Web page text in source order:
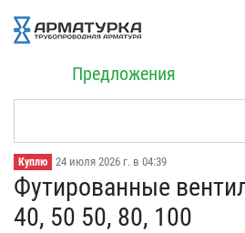
Предложения
Куплю 24 июля 2026 г. в 04:39
Футированные
40, 50 50, 80, 1​00